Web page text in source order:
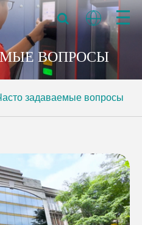
ВОПРОСЫ
задаваемые вопросы